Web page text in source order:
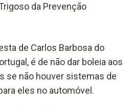
da Prevenção
de Carlos Barbosa do
é de não dar boleia aos
se não houver sistemas de
eles no automóvel.